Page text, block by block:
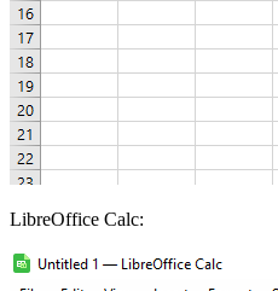
LibreOffice Calc: